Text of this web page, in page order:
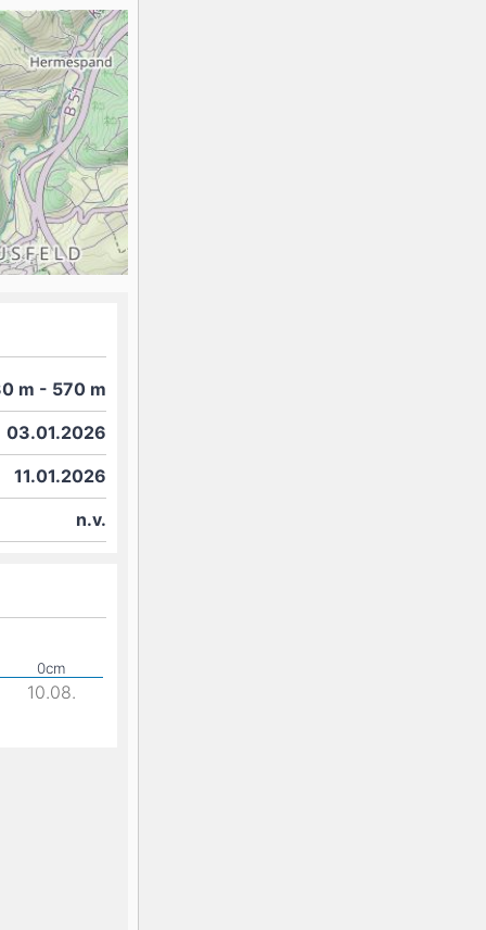
m - 570 m
03.01.2026
11.01.2026
n.v.
10.08.
Georgien
K2
Black Diamond